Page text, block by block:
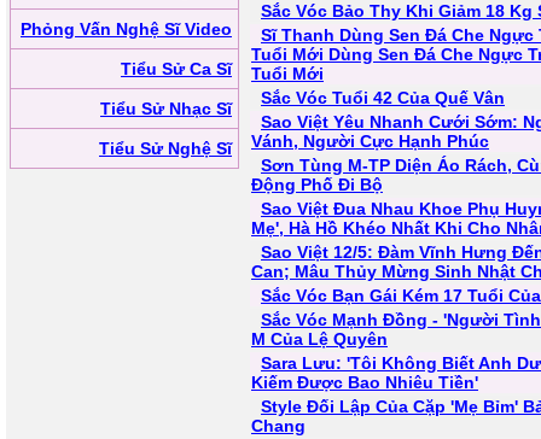
Phỏng Vấn Nghệ Sĩ Video
Tiểu Sử Ca Sĩ
Tiểu Sử Nhạc Sĩ
Tiểu Sử Nghệ Sĩ
Sắc Vóc Bảo Thy Khi Giảm 18 Kg
Sĩ Thanh Dùng Sen Đá Che
Tuổi Mới Dùng Sen Đá Che Ngực
Tuổi Mới
Sắc Vóc Tuổi 42 Của Quế Vân
Sao Việt Yêu Nhanh Cưới Sớm:
Vánh, Người Cực Hạnh Phúc
Sơn Tùng M-TP Diện Áo Rách,
Động Phố Đi Bộ
Sao Việt Đua Nhau Khoe Phụ
Mẹ', Hà Hồ Khéo Nhất Khi Cho
Sao Việt 12/5: Đàm Vĩnh Hưng
Can; Mâu Thủy Mừng Sinh Nhật
Sắc Vóc Bạn Gái Kém 17 Tuổi
Sắc Vóc Mạnh Đồng - 'Người
M Của Lệ Quyên
Sara Lưu: 'Tôi Không Biết Anh
Kiếm Được Bao Nhiêu Tiền'
Style Đối Lập Của Cặp 'Mẹ Bỉm'
Chang